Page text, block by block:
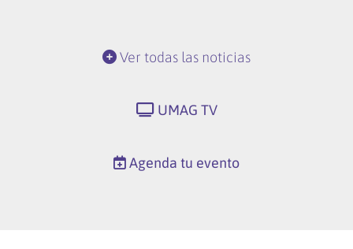
Ver todas las noticias
UMAG TV
Agenda tu evento